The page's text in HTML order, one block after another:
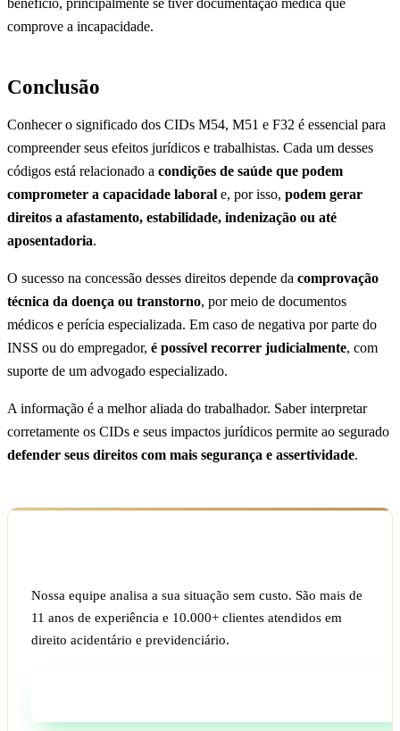
comprove a incapacidade.
Conclusão
Conhecer o significado dos CIDs M54, M51 e F32 é essencial para
compreender seus efeitos jurídicos e trabalhistas. Cada um desses
códigos está relacionado a condições de saúde que podem
comprometer a capacidade laboral e, por isso, podem gerar
direitos a afastamento, estabilidade, indenização ou até
aposentadoria.
O sucesso na concessão desses direitos depende da comprovação
técnica da doença ou transtorno, por meio de documentos
médicos e perícia especializada. Em caso de negativa por parte do
INSS ou do empregador, é possível recorrer judicialmente, com
suporte de um advogado especializado.
A informação é a melhor aliada do trabalhador. Saber interpretar
corretamente os CIDs e seus impactos jurídicos permite ao segurado
defender seus direitos com mais segurança e assertividade.
Nossa equipe analisa a sua situação sem custo. São mais de
11 anos de experiência e 10.000+ clientes atendidos em
direito acidentário e previdenciário.